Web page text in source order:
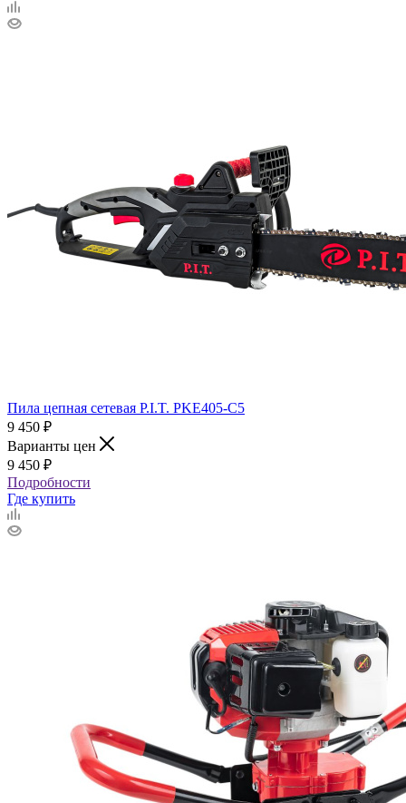
Пила цепная сетевая P.I.T. PKE405-C5
9 450 ₽
Варианты цен
9 450 ₽
Подробности
Где купить